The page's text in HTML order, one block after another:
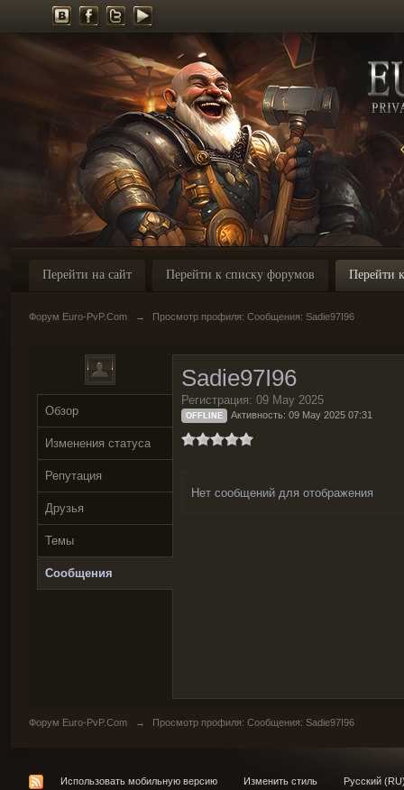
Перейти на сайт Перейти к списку форумов Перейти
Форум Euro-PvP.Com → Просмотр профиля: Сообщения: Sadie97I96
Обзор
Изменения статуса
Репутация
Друзья
Темы
Сообщения
Sadie97I96
Регистрация: 09 May 2025
OFFLINE Активность: 09 May 2025 07:31
Нет сообщений для отображения
Форум Euro-PvP.Com → Просмотр профиля: Сообщения: Sadie97I96
Использовать мобильную версию Изменить стиль Русский